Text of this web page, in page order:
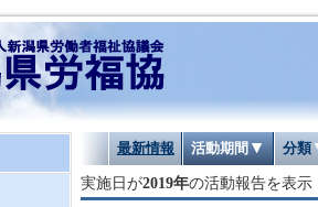
最新情報 活動期間 分類
実施日が2019年の活動報告を表示